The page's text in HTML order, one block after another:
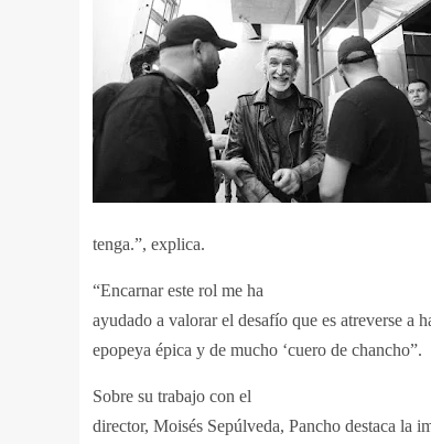
tenga.”, explica.
“Encarnar este rol me ha
ayudado a valorar el desafío que es atreverse a
epopeya épica y de mucho ‘cuero de chancho”.
Sobre su trabajo con el
director, Moisés Sepúlveda, Pancho destaca la